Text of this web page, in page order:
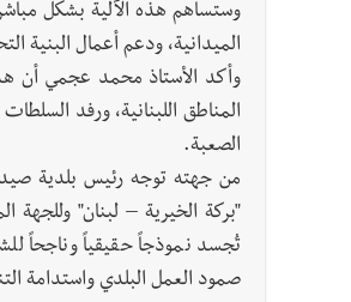
​وستساهم هذه الآلية بشكل
الميدانية، ودعم ​أعمال البنية
​​وأكد الأستاذ محمد عجمي أن
المناطق اللبنانية، ورفد
الصعبة.
​من جهته ​توجه رئيس بلدية
"بركة الخيرية – لبنان"
تُجسد نموذجاً حقيقياً وناجحاً
صمود العمل البلدي واستدامة